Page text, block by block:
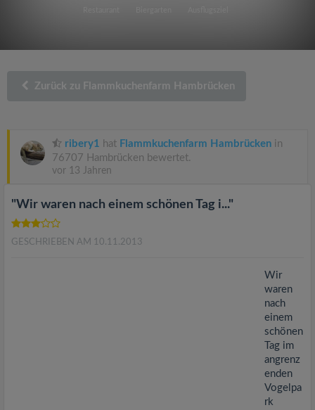
Zurück zu Flammkuchenfarm Hambrücken
ribery1 hat Flammkuchenfarm Hambrücken in
76707 Hambrücken bewertet.
vor 13 Jahren
"Wir waren nach einem schönen Tag i..."
GESCHRIEBEN AM 10.11.2013
Wir
waren
nach
einem
schönen
Tag im
angrenz
enden
Vogelpa
rk
a
t